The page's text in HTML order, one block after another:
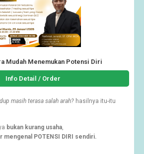
Mudah Menemukan Potensi Diri
Info Detail / Order
masih terasa salah arah? hasilnya itu-itu
bukan kurang usaha
mengenal POTENSI DIRI sendiri.